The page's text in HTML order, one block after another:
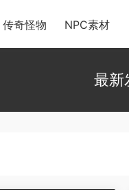
传奇怪物 NPC素材
最新